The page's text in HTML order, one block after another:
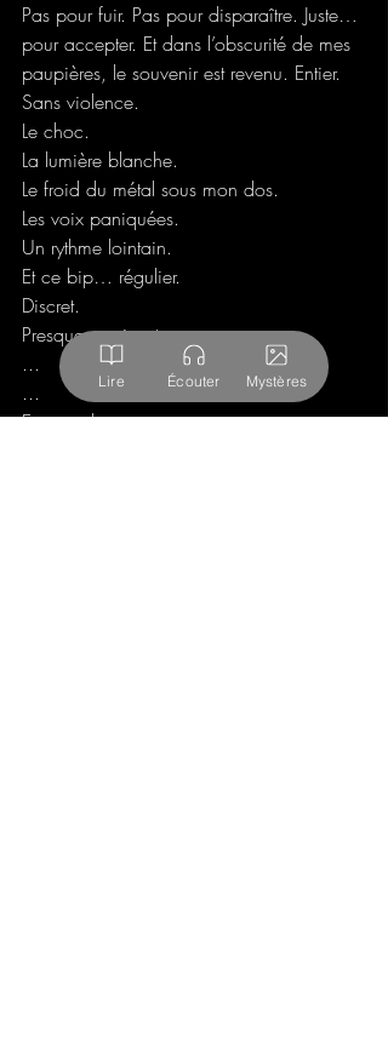
Pas pour fuir. Pas pour disparaître. Juste…
pour accepter. Et dans l’obscurité de mes
paupières, le souvenir est revenu. Entier.
Sans violence.
Le choc.
La lumière blanche.
Le froid du métal sous mon dos.
Les voix paniquées.
Un rythme lointain.
Et ce bip… régulier.
Discret.
Presque apaisant.
...
...
Et puis plus rien.
Lire Écouter Mystères